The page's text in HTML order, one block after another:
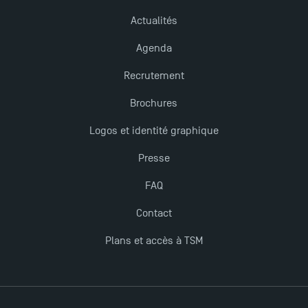
Actualités
Agenda
Recrutement
Brochures
Logos et identité graphique
Presse
FAQ
Contact
Plans et accès à TSM